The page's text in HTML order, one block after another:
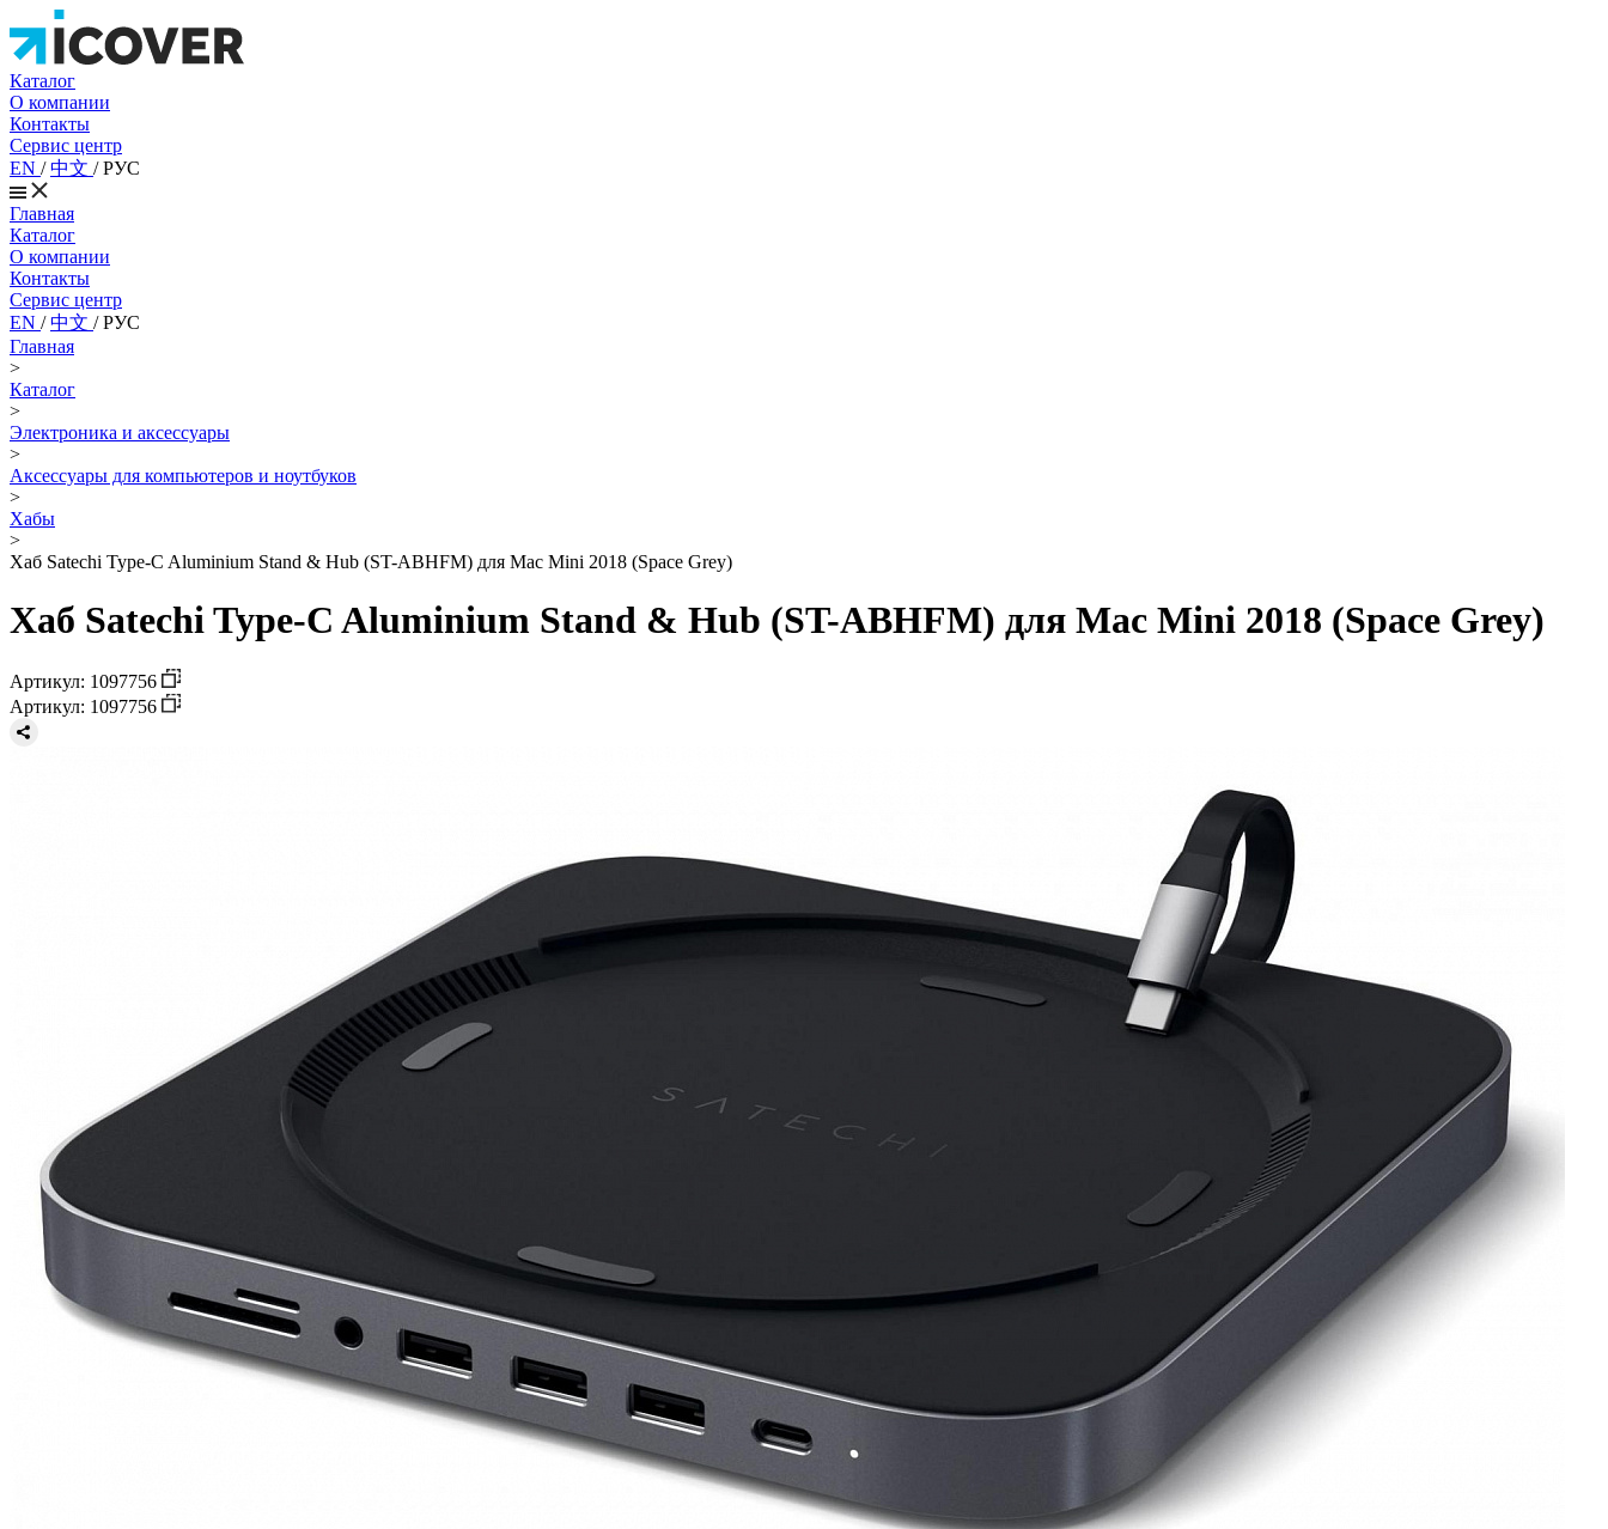
Каталог
О компании
Контакты
Сервис центр
EN /中文 /РУС
Главная
Каталог
О компании
Контакты
Сервис центр
EN /中文 /РУС
Главная
>
Каталог
>
Электроника и аксессуары
>
Аксессуары для компьютеров и ноутбуков
>
Хабы
>
Хаб Satechi Type-C Aluminium Stand & Hub (ST-ABHFM) для Mac Mini 2018 (Space Grey)
Хаб Satechi Type-C Aluminium Stand & Hub (ST-ABHFM) для Mac Mini 2018 (Space Grey)
Артикул: 1097756
Артикул: 1097756